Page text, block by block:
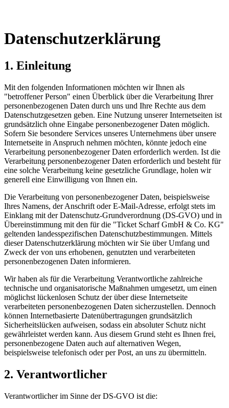
Datenschutzerklärung
1. Einleitung
Mit den folgenden Informationen möchten wir Ihnen als
"betroffener Person" einen Überblick über die Verarbeitung Ihrer
personenbezogenen Daten durch uns und Ihre Rechte aus dem
Datenschutzgesetzen geben. Eine Nutzung unserer Internetseiten ist
grundsätzlich ohne Eingabe personenbezogener Daten möglich.
Sofern Sie besondere Services unseres Unternehmens über unsere
Internetseite in Anspruch nehmen möchten, könnte jedoch eine
Verarbeitung personenbezogener Daten erforderlich werden. Ist die
Verarbeitung personenbezogener Daten erforderlich und besteht für
eine solche Verarbeitung keine gesetzliche Grundlage, holen wir
generell eine Einwilligung von Ihnen ein.
Die Verarbeitung von personenbezogener Daten, beispielsweise
Ihres Namens, der Anschrift oder E-Mail-Adresse, erfolgt stets im
Einklang mit der Datenschutz-Grundverordnung (DS-GVO) und in
Übereinstimmung mit den für die "Ticket Scharf GmbH & Co. KG"
geltenden landesspezifischen Datenschutzbestimmungen. Mittels
dieser Datenschutzerklärung möchten wir Sie über Umfang und
Zweck der von uns erhobenen, genutzten und verarbeiteten
personenbezogenen Daten informieren.
Wir haben als für die Verarbeitung Verantwortliche zahlreiche
technische und organisatorische Maßnahmen umgesetzt, um einen
möglichst lückenlosen Schutz der über diese Internetseite
verarbeiteten personenbezogenen Daten sicherzustellen. Dennoch
können Internetbasierte Datenübertragungen grundsätzlich
Sicherheitslücken aufweisen, sodass ein absoluter Schutz nicht
gewährleistet werden kann. Aus diesem Grund steht es Ihnen frei,
personenbezogene Daten auch auf alternativen Wegen,
beispielsweise telefonisch oder per Post, an uns zu übermitteln.
2. Verantwortlicher
Verantwortlicher im Sinne der DS-GVO ist die: